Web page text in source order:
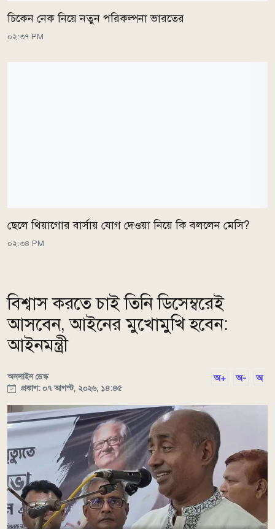
চিকেন নেক নিয়ে নতুন পরিকল্পনা ভারতের
০২:৩৭ PM
ছেলে থিয়াগোর বার্সায় যোগ দেওয়া নিয়ে কি বললেন মেসি?
০২:৩৪ PM
বিশ্বাস করতে চাই তিনি ডিসেম্বরেই
আসবেন, আইনের মুখোমুখি হবেন:
আইনমন্ত্রী
অনলাইন ডেস্ক
প্রকাশ: ০৭ আগস্ট, ২০২৬, ১৪:৪৫
অ+ অ- অ